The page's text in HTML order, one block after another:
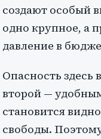
создают особый
одно крупное, а
давление в
Опасность
второй —
становится
свободы.